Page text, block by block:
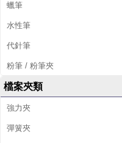
蠟筆
水性筆
代針筆
粉筆 / 粉筆夾
檔案夾類
強力夾
彈簧夾